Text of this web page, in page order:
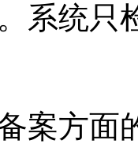
系统只
案方面